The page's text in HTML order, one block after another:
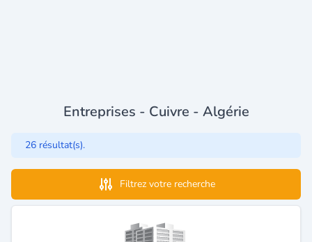
Entreprises - Cuivre - Algérie
26 résultat(s).
Filtrez votre recherche